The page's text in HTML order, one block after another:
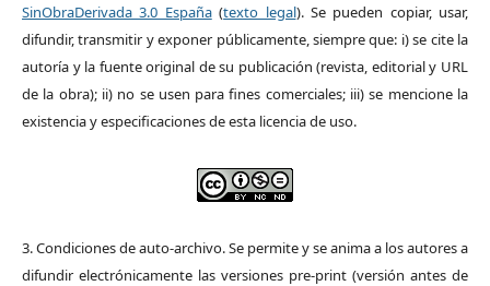
SinObraDerivada 3.0 España(texto legal). Se pueden copiar, usar,
difundir, transmitir y exponer públicamente, siempre que: i) se cite la
autoría y la fuente original de su publicación (revista, editorial y URL
de la obra); ii) no se usen para fines comerciales; iii) se mencione la
existencia y especificaciones de esta licencia de uso.
3. Condiciones de auto-archivo. Se permite y se anima a los autores a
difundir electrónicamente las versiones pre-print (versión antes de